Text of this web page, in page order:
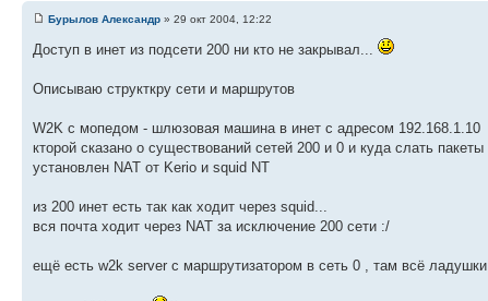
Бурылов Александр » 29 окт 2004, 12:22
Доступ в инет из подсети 200 ни кто не закрывал...
Описываю структкру сети и маршрутов
W2K с мопедом - шлюзовая машина в инет с адресом 192.168.1.10
кторой сказано о существований сетей 200 и 0 и куда слать пакеты
установлен NAT от Kerio и squid NT
из 200 инет есть так как ходит через squid...
вся почта ходит через NAT за исключение 200 сети :/
ещё есть w2k server с маршрутизатором в сеть 0 , там всё ладушки